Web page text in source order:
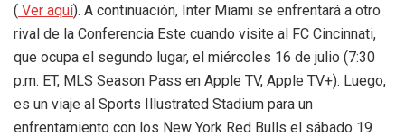
( Ver aquí). A continuación, Inter Miami se enfrentará a otro
rival de la Conferencia Este cuando visite al FC Cincinnati,
que ocupa el segundo lugar, el miércoles 16 de julio (7:30
p.m. ET, MLS Season Pass en Apple TV, Apple TV+). Luego,
es un viaje al Sports Illustrated Stadium para un
enfrentamiento con los New York Red Bulls el sábado 19